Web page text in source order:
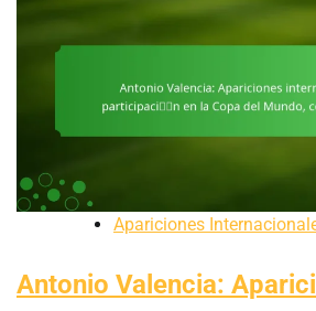
Apariciones
Antonio Valencia: